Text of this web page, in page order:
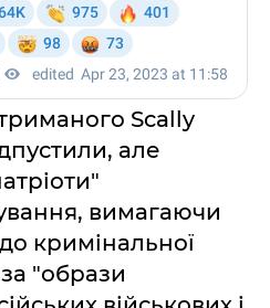
Scally
але
вимагаючи
кримінальної
за "образи